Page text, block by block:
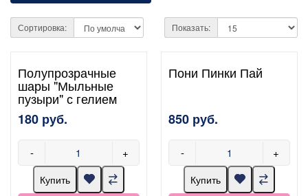
Сортировка: Показать:
Полупрозрачные
шары "Мыльные
пузыри" с гелием
180 руб.
- +
Купить
Пони Пинки Пай
850 руб.
- +
Купить